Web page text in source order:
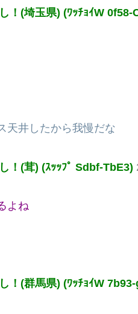
！(埼玉県) (ﾜｯﾁｮｲW 0f58-
天井したから我慢だな
！(茸) (ｽｯｯﾌﾟ Sdbf-TbE3)
よね
！(群馬県) (ﾜｯﾁｮｲW